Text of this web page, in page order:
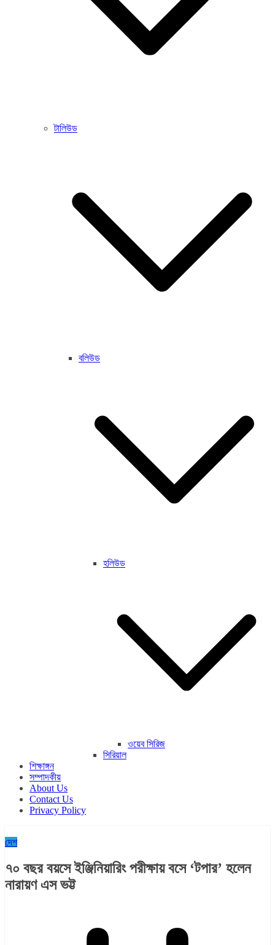
টালিউড
বলিউড
হলিউড
ওয়েব সিরিজ
সিরিয়াল
শিক্ষাঙ্গন
সম্পাদকীয়
About Us
Contact Us
Privacy Policy
দেশ
৭০ বছর বয়সে ইঞ্জিনিয়ারিং পরীক্ষায় বসে ‘টপার’ হলেন
নারায়ণ এস ভট্ট